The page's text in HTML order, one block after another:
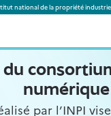
national de la propriété
du
numérique
par l’INPI
des cookies